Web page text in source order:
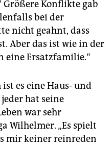
Konflikte gab
bei der
nicht geahnt, dass
Aber das ist wie in der
eine Ersatzfamilie.“
ist es eine Haus- und
hat seine
war sehr
Wilhelmer. „Es spielt
mir keiner reinreden